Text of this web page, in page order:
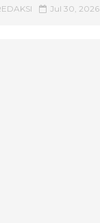
Jul 30, 2026